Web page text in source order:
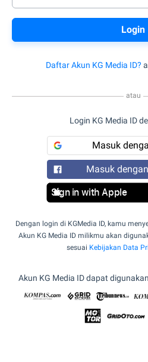
Daftar Akun KG Media ID?
atau
Login KG Media ID
Masuk
Masuk
Sign in with Apple
Dengan login di KGMedia ID, kamu
Akun KG Media ID milikmu akan
sesuai Kebijakan Data
Akun KG Media ID dapat